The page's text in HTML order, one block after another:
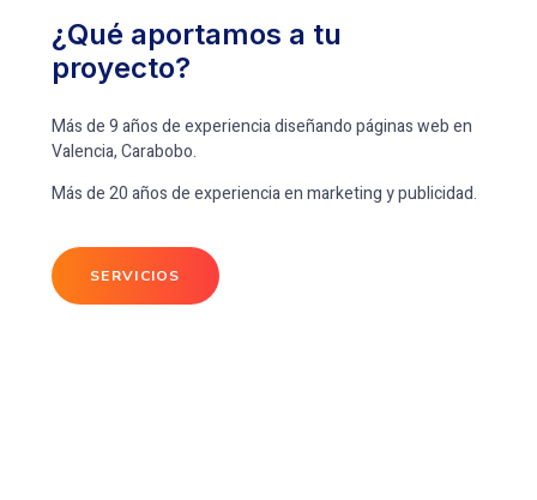
¿Qué aportamos a tu
proyecto?
Más de 9 años de experiencia diseñando páginas web en
Valencia, Carabobo.
Más de 20 años de experiencia en marketing y publicidad.
SERVICIOS